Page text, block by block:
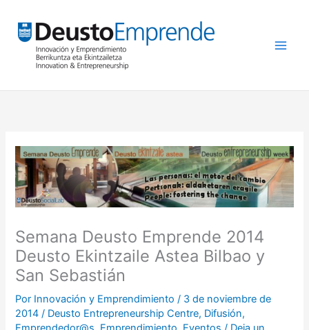
contenido
Semana Deusto Emprende 2014
Deusto Ekintzaile Astea Bilbao y
San Sebastián
Por Innovación y Emprendimiento/ 3 de noviembre de
2014/ Deusto Entrepreneurship Centre, Difusión,